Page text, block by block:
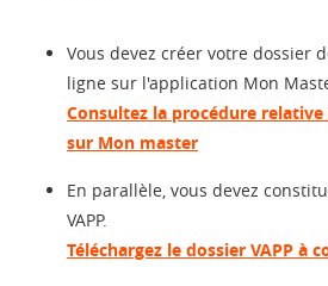
Vous devez créer votre dossier
ligne sur l'application Mon
Consultez la procédure
sur Mon master
En parallèle, vous devez
VAPP.
Téléchargez le dossier VAPP à